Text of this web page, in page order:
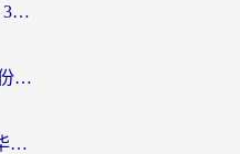
从美国用什么VPN访问国内？3年海外党亲测：选对工具才能无缝刷B站、看腾讯视频
在比利时深夜刷不到B站？这份回国加速器避坑指南请收好
Malus和柠檬鲸好用吗？海外华人亲测：回国加速器怎么选才不踩坑？